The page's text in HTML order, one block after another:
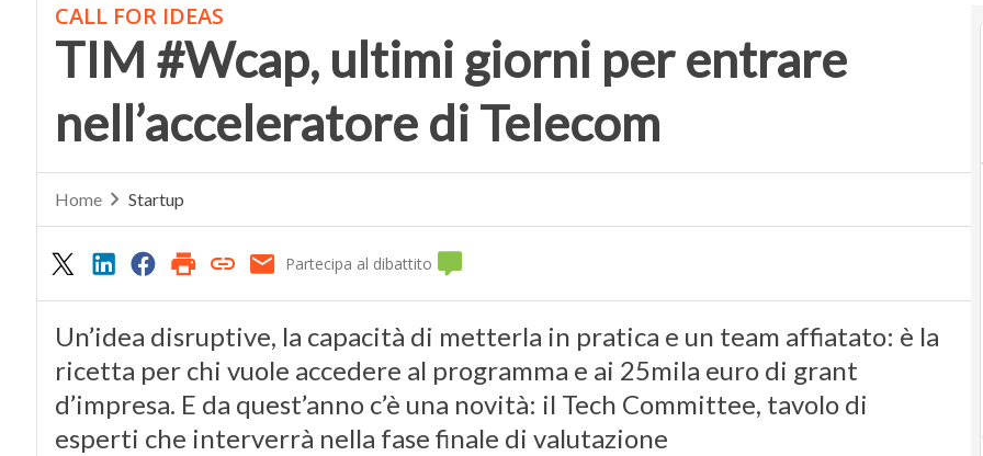
CALL FOR IDEAS
TIM #Wcap, ultimi giorni per entrare
nell’acceleratore di Telecom
Home Startup
Partecipa al dibattito
Un’idea disruptive, la capacità di metterla in pratica e un team affiatato: è la
ricetta per chi vuole accedere al programma e ai 25mila euro di grant
d’impresa. E da quest’anno c’è una novità: il Tech Committee, tavolo di
esperti che interverrà nella fase finale di valutazione